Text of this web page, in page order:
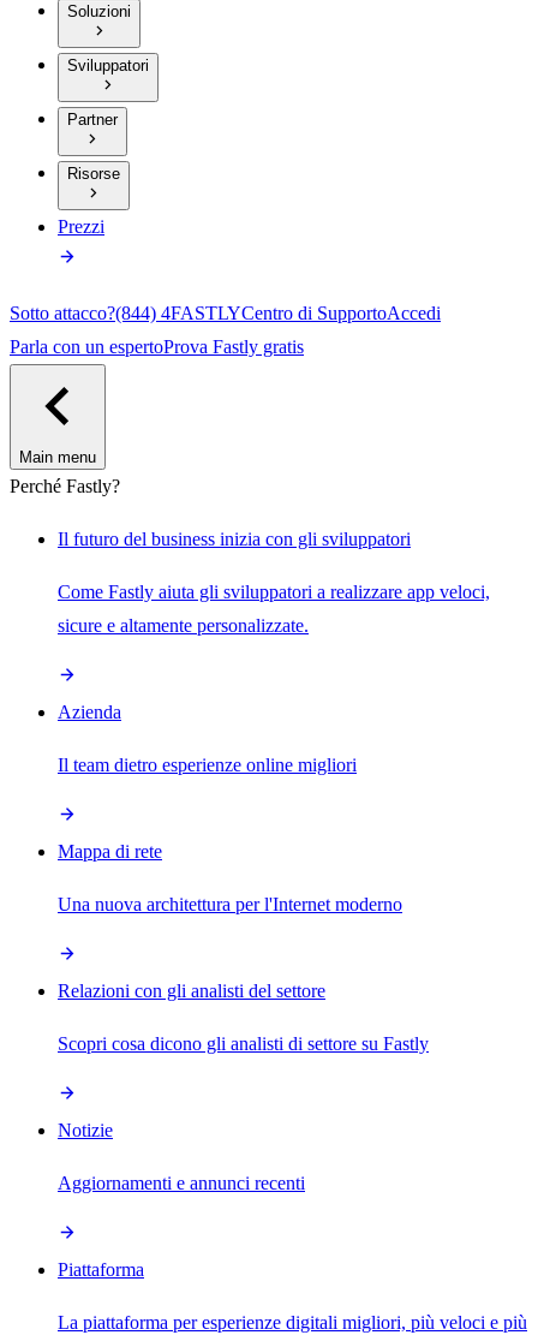
Soluzioni
Sviluppatori
Partner
Risorse
Prezzi
Sotto attacco?(844) 4FASTLYCentro di SupportoAccedi
Parla con un espertoProva Fastly gratis
Main menu
Perché Fastly?
Il futuro del business inizia con gli sviluppatori
Come Fastly aiuta gli sviluppatori a realizzare app veloci,
sicure e altamente personalizzate.
Azienda
Il team dietro esperienze online migliori
Mappa di rete
Una nuova architettura per l'Internet moderno
Relazioni con gli analisti del settore
Scopri cosa dicono gli analisti di settore su Fastly
Notizie
Aggiornamenti e annunci recenti
Piattaforma
La piattaforma per esperienze digitali migliori, più veloci e più